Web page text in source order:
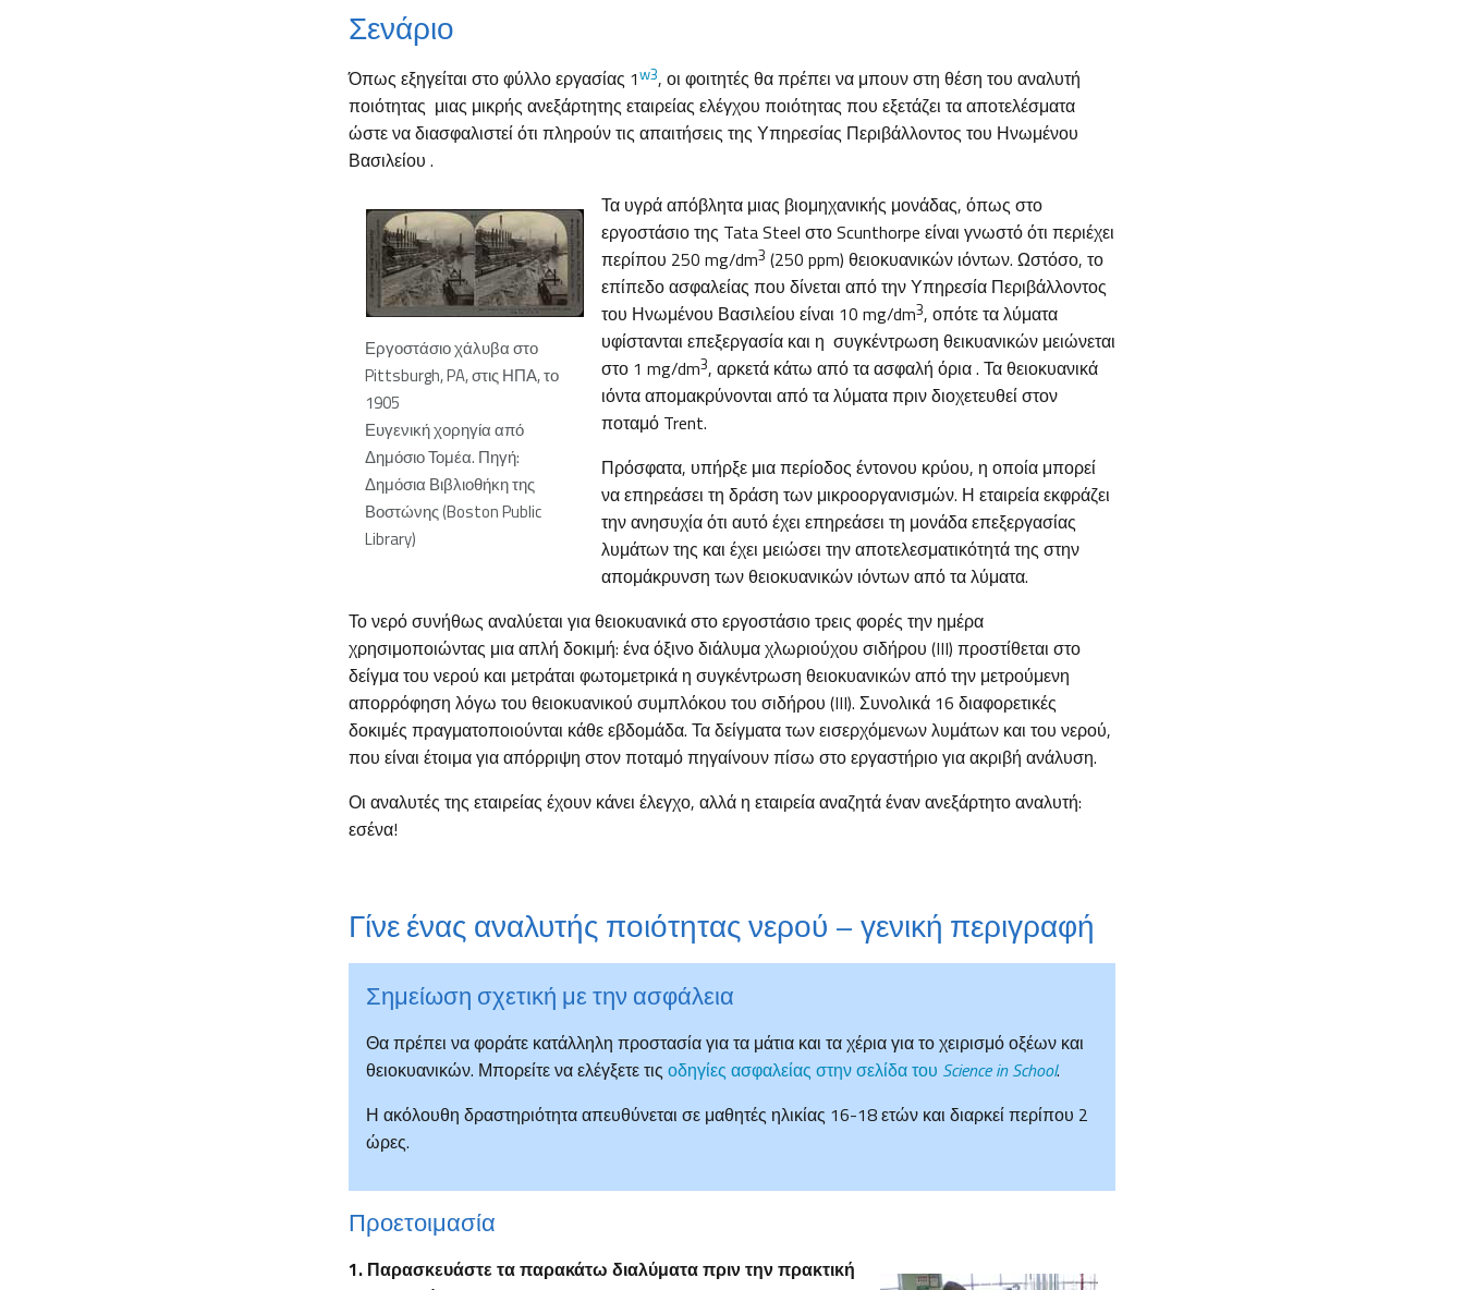
Σενάριο
Όπως εξηγείται στο φύλλο εργασίας 1w3, οι φοιτητές θα πρέπει να μπουν στη θέση του αναλυτή
ποιότητας μιας μικρής ανεξάρτητης εταιρείας ελέγχου ποιότητας που εξετάζει τα αποτελέσματα
ώστε να διασφαλιστεί ότι πληρούν τις απαιτήσεις της Υπηρεσίας Περιβάλλοντος του Ηνωμένου
Βασιλείου .
Εργοστάσιο χάλυβα στο
Pittsburgh, PA, στις ΗΠΑ, το
1905
Ευγενική χορηγία από
Δημόσιο Τομέα. Πηγή:
Δημόσια Βιβλιοθήκη της
Βοστώνης (Boston Public
Library)
Τα υγρά απόβλητα μιας βιομηχανικής μονάδας, όπως στο
εργοστάσιο της Tata Steel στο Scunthorpe είναι γνωστό ότι περιέχει
περίπου 250 mg/dm3 (250 ppm) θειοκυανικών ιόντων. Ωστόσο, το
επίπεδο ασφαλείας που δίνεται από την Υπηρεσία Περιβάλλοντος
του Ηνωμένου Βασιλείου είναι 10 mg/dm3, οπότε τα λύματα
υφίστανται επεξεργασία και η συγκέντρωση θεικυανικών μειώνεται
στο 1 mg/dm3, αρκετά κάτω από τα ασφαλή όρια . Τα θειοκυανικά
ιόντα απομακρύνονται από τα λύματα πριν διοχετευθεί στον
ποταμό Trent.
Πρόσφατα, υπήρξε μια περίοδος έντονου κρύου, η οποία μπορεί
να επηρεάσει τη δράση των μικροοργανισμών. Η εταιρεία εκφράζει
την ανησυχία ότι αυτό έχει επηρεάσει τη μονάδα επεξεργασίας
λυμάτων της και έχει μειώσει την αποτελεσματικότητά της στην
απομάκρυνση των θειοκυανικών ιόντων από τα λύματα.
Το νερό συνήθως αναλύεται για θειοκυανικά στο εργοστάσιο τρεις φορές την ημέρα
χρησιμοποιώντας μια απλή δοκιμή: ένα όξινο διάλυμα χλωριούχου σιδήρου (III) προστίθεται στο
δείγμα του νερού και μετράται φωτομετρικά η συγκέντρωση θειοκυανικών από την μετρούμενη
απορρόφηση λόγω του θειοκυανικού συμπλόκου του σιδήρου (III). Συνολικά 16 διαφορετικές
δοκιμές πραγματοποιούνται κάθε εβδομάδα. Τα δείγματα των εισερχόμενων λυμάτων και του νερού,
που είναι έτοιμα για απόρριψη στον ποταμό πηγαίνουν πίσω στο εργαστήριο για ακριβή ανάλυση.
Οι αναλυτές της εταιρείας έχουν κάνει έλεγχο, αλλά η εταιρεία αναζητά έναν ανεξάρτητο αναλυτή:
εσένα!
Γίνε ένας αναλυτής ποιότητας νερού – γενική περιγραφή
Σημείωση σχετική με την ασφάλεια
Θα πρέπει να φοράτε κατάλληλη προστασία για τα μάτια και τα χέρια για το χειρισμό οξέων και
θειοκυανικών. Μπορείτε να ελέγξετε τις οδηγίες ασφαλείας στην σελίδα του Science in School.
Η ακόλουθη δραστηριότητα απευθύνεται σε μαθητές ηλικίας 16-18 ετών και διαρκεί περίπου 2
ώρες.
Προετοιμασία
1. Παρασκευάστε τα παρακάτω διαλύματα πριν την πρακτική